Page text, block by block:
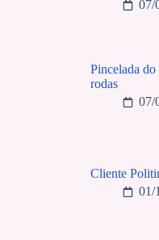
07/
Pincelada do
rodas
07/
Cliente
01/